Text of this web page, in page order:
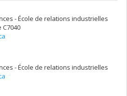
- École de relations industrielles
C7040
- École de relations industrielles